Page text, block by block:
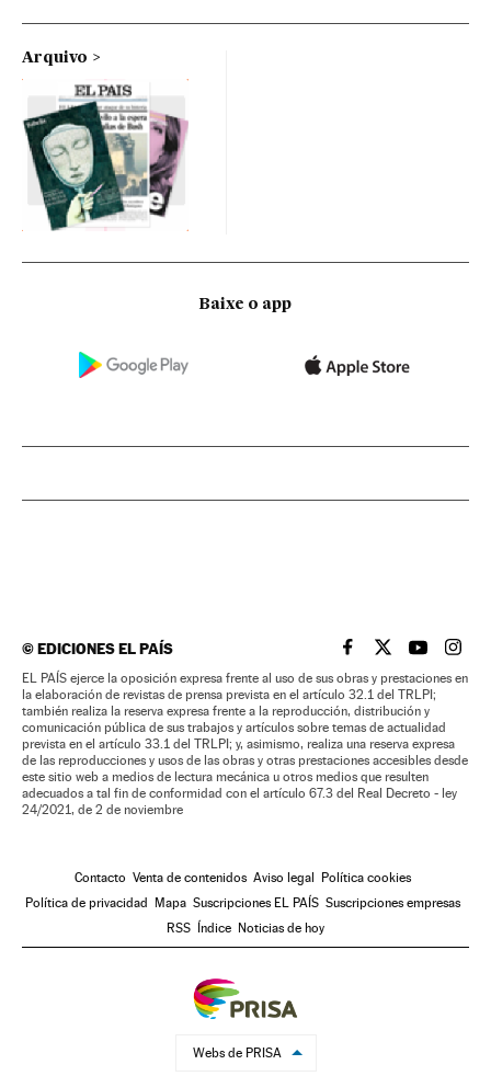
Arquivo
Baixe o app
©EDICIONES EL PAÍS EL PAÍS BRASIL EN
EL PAÍSEL PAÍS
EL
EL PAÍS ejerce la oposición expresa frente al uso de sus obras y prestaciones en
la elaboración de revistas de prensa prevista en el artículo 32.1 del TRLPI;
también realiza la reserva expresa frente a la reproducción, distribución y
comunicación pública de sus trabajos y artículos sobre temas de actualidad
prevista en el artículo 33.1 del TRLPI; y, asimismo, realiza una reserva expresa
de las reproducciones y usos de las obras y otras prestaciones accesibles desde
este sitio web a medios de lectura mecánica u otros medios que resulten
adecuados a tal fin de conformidad con el artículo 67.3 del Real Decreto - ley
24/2021, de 2 de noviembre
Contacto Venta de contenidos Aviso legal Política cookies
Política de privacidad Mapa Suscripciones EL PAÍS Suscripciones empresas
RSS Índice Noticias de hoy
Webs de PRISA